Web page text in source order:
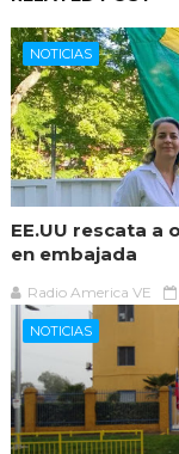
NOTICIAS
EE.UU rescata
en embajada
Radio America VE
NOTICIAS